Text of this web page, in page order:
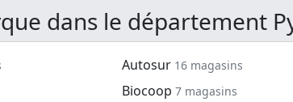
dans le département
Autosur 16 magasins
Biocoop 7 magasins